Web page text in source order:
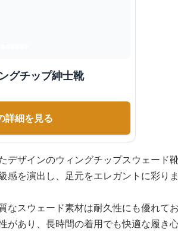
グチップ紳士靴
詳細を見る
デザインのウィングチップスウェード靴
感を演出し、足元をエレガントに彩りま
なスウェード素材は耐久性にも優れて
があり、長時間の着用でも快適な履き心